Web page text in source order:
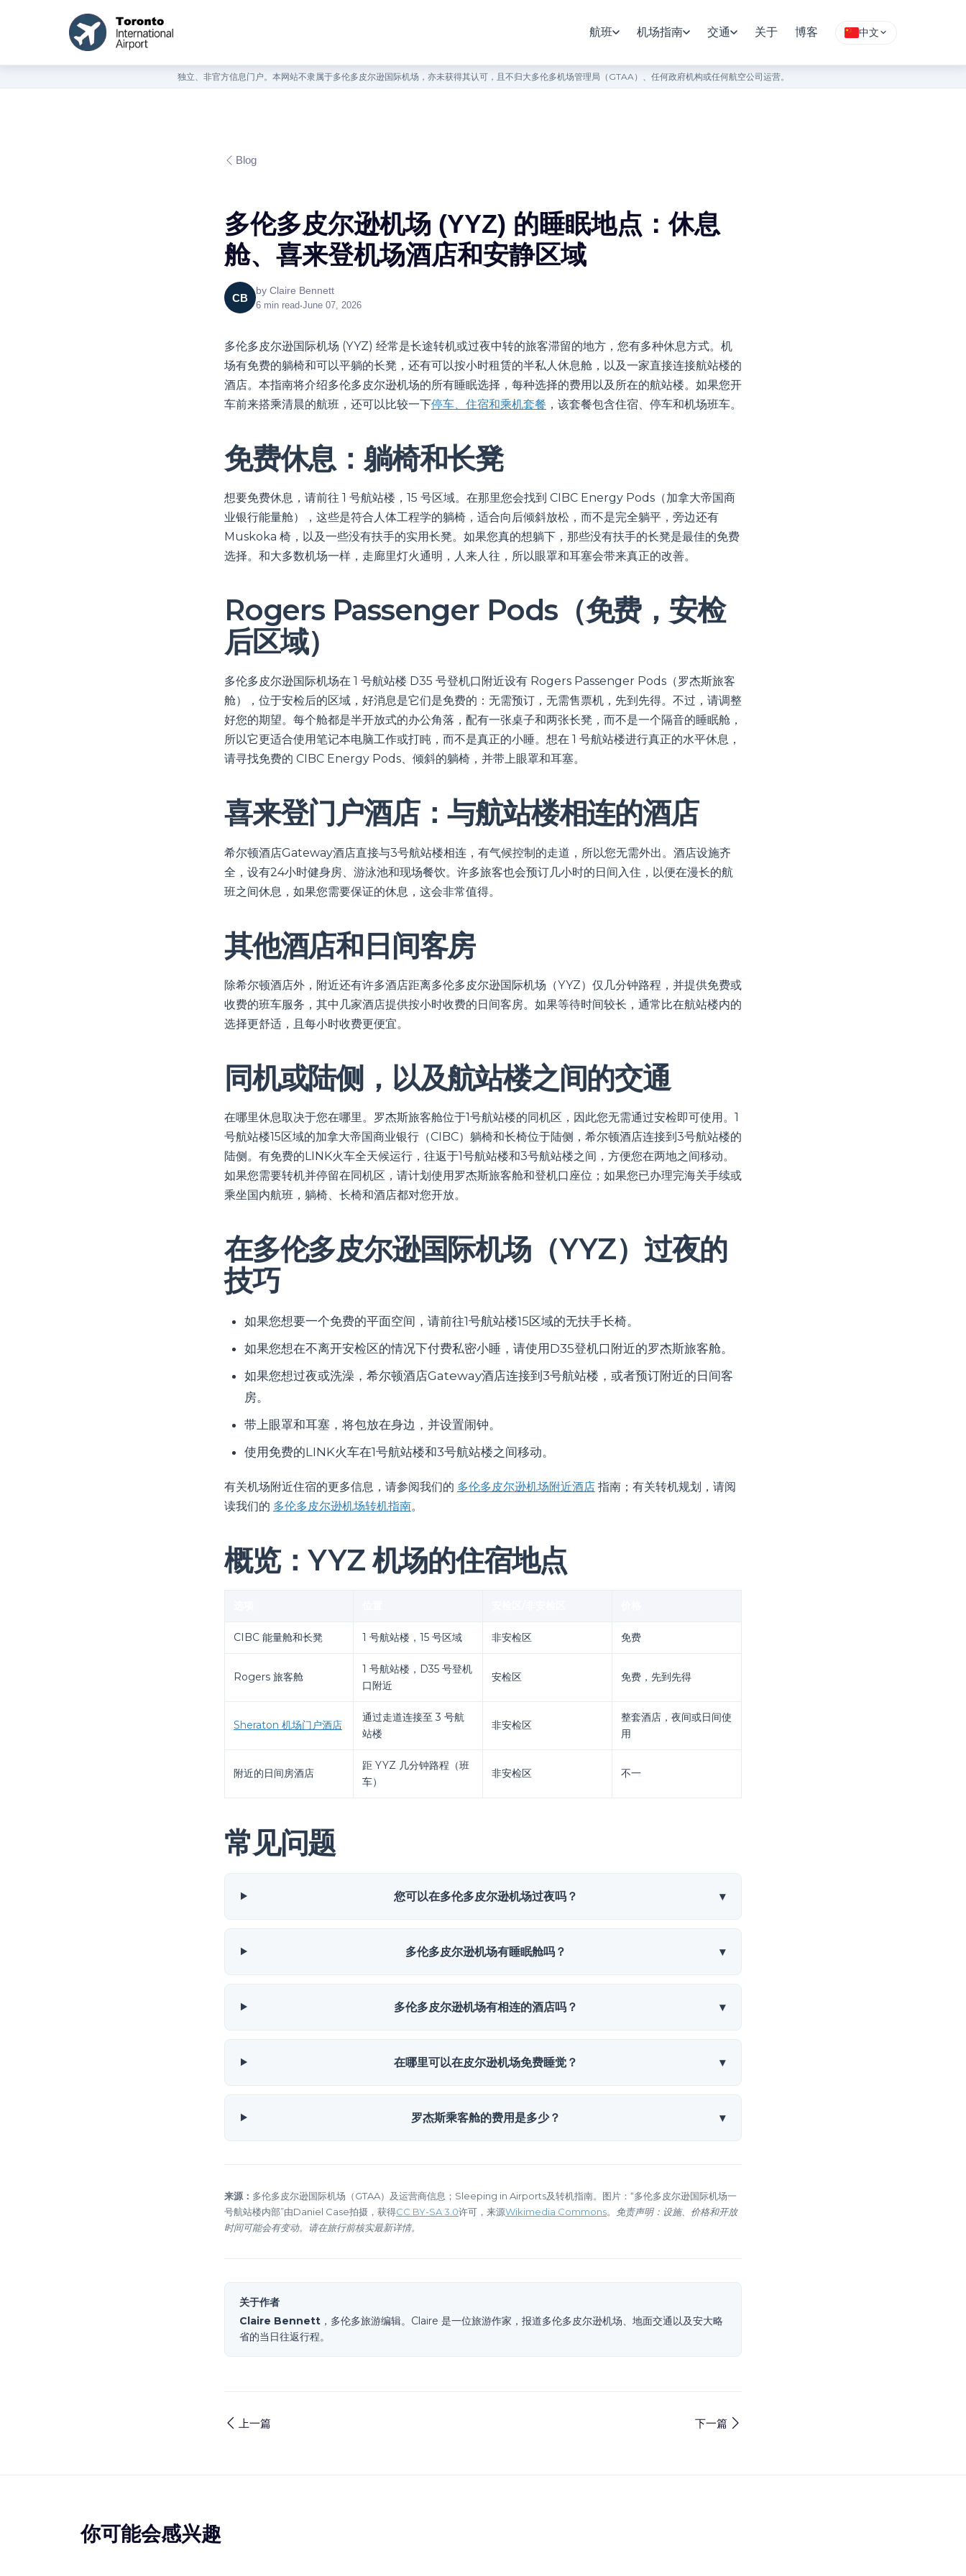
航班 机场指南 交通 关于 博客 中文
独立、非官方信息门户。本网站不隶属于多伦多皮尔逊国际机场，亦未获得其认可，且不归大多伦多机场管理局（GTAA）、任何政府机构或任何航空公司运营。
Blog
多伦多皮尔逊机场 (YYZ) 的睡眠地点：休息
舱、喜来登机场酒店和安静区域
CB
by Claire Bennett
6 min read•June 07, 2026
多伦多皮尔逊国际机场 (YYZ) 经常是长途转机或过夜中转的旅客滞留的地方，您有多种休息方式。机
场有免费的躺椅和可以平躺的长凳，还有可以按小时租赁的半私人休息舱，以及一家直接连接航站楼的
酒店。本指南将介绍多伦多皮尔逊机场的所有睡眠选择，每种选择的费用以及所在的航站楼。如果您开
车前来搭乘清晨的航班，还可以比较一下停车、住宿和乘机套餐 ，该套餐包含住宿、停车和机场班车。
免费休息：躺椅和长凳
想要免费休息，请前往 1 号航站楼，15 号区域。在那里您会找到 CIBC Energy Pods（加拿大帝国商
业银行能量舱），这些是符合人体工程学的躺椅，适合向后倾斜放松，而不是完全躺平，旁边还有
Muskoka 椅，以及一些没有扶手的实用长凳。如果您真的想躺下，那些没有扶手的长凳是最佳的免费
选择。和大多数机场一样，走廊里灯火通明，人来人往，所以眼罩和耳塞会带来真正的改善。
Rogers Passenger Pods（免费，安检
后区域）
多伦多皮尔逊国际机场在 1 号航站楼 D35 号登机口附近设有 Rogers Passenger Pods（罗杰斯旅客
舱），位于安检后的区域，好消息是它们是免费的：无需预订，无需售票机，先到先得。不过，请调整
好您的期望。每个舱都是半开放式的办公角落，配有一张桌子和两张长凳，而不是一个隔音的睡眠舱，
所以它更适合使用笔记本电脑工作或打盹，而不是真正的小睡。想在 1 号航站楼进行真正的水平休息，
请寻找免费的 CIBC Energy Pods、倾斜的躺椅，并带上眼罩和耳塞。
喜来登门户酒店：与航站楼相连的酒店
希尔顿酒店Gateway酒店直接与3号航站楼相连，有气候控制的走道，所以您无需外出。酒店设施齐
全，设有24小时健身房、游泳池和现场餐饮。许多旅客也会预订几小时的日间入住，以便在漫长的航
班之间休息，如果您需要保证的休息，这会非常值得。
其他酒店和日间客房
除希尔顿酒店外，附近还有许多酒店距离多伦多皮尔逊国际机场（YYZ）仅几分钟路程，并提供免费或
收费的班车服务，其中几家酒店提供按小时收费的日间客房。如果等待时间较长，通常比在航站楼内的
选择更舒适，且每小时收费更便宜。
同机或陆侧，以及航站楼之间的交通
在哪里休息取决于您在哪里。罗杰斯旅客舱位于1号航站楼的同机区，因此您无需通过安检即可使用。1
号航站楼15区域的加拿大帝国商业银行（CIBC）躺椅和长椅位于陆侧，希尔顿酒店连接到3号航站楼的
陆侧。有免费的LINK火车全天候运行，往返于1号航站楼和3号航站楼之间，方便您在两地之间移动。
如果您需要转机并停留在同机区，请计划使用罗杰斯旅客舱和登机口座位；如果您已办理完海关手续或
乘坐国内航班，躺椅、长椅和酒店都对您开放。
在多伦多皮尔逊国际机场（YYZ）过夜的
技巧
如果您想要一个免费的平面空间，请前往1号航站楼15区域的无扶手长椅。
如果您想在不离开安检区的情况下付费私密小睡，请使用D35登机口附近的罗杰斯旅客舱。
如果您想过夜或洗澡，希尔顿酒店Gateway酒店连接到3号航站楼，或者预订附近的日间客
房。
带上眼罩和耳塞，将包放在身边，并设置闹钟。
使用免费的LINK火车在1号航站楼和3号航站楼之间移动。
有关机场附近住宿的更多信息，请参阅我们的 多伦多皮尔逊机场附近酒店 指南；有关转机规划，请阅
读我们的 多伦多皮尔逊机场转机指南。
概览：YYZ 机场的住宿地点
CIBC 能量舱和长凳 1 号航站楼，15 号区域 非安检区 免费
Rogers 旅客舱
1 号航站楼，D35 号登机
口附近
安检区 免费，先到先得
Sheraton 机场门户酒店
通过走道连接至 3 号航
站楼
非安检区
整套酒店，夜间或日间使
用
附近的日间房酒店
距 YYZ 几分钟路程（班
车）
非安检区 不一
常见问题
您可以在多伦多皮尔逊机场过夜吗？ ▾
多伦多皮尔逊机场有睡眠舱吗？ ▾
多伦多皮尔逊机场有相连的酒店吗？ ▾
在哪里可以在皮尔逊机场免费睡觉？ ▾
罗杰斯乘客舱的费用是多少？ ▾
来源： 多伦多皮尔逊国际机场（GTAA）及运营商信息；Sleeping in Airports及转机指南。图片：“多伦多皮尔逊国际机场一
号航站楼内部”由Daniel Case拍摄，获得CC BY-SA 3.0许可，来源Wikimedia Commons。
免责声明：设施、价格和开放
时间可能会有变动。请在旅行前核实最新详情。
关于作者
Claire Bennett ，多伦多旅游编辑。Claire 是一位旅游作家，报道多伦多皮尔逊机场、地面交通以及安大略
省的当日往返行程。
上一篇 下一篇
你可能会感兴趣